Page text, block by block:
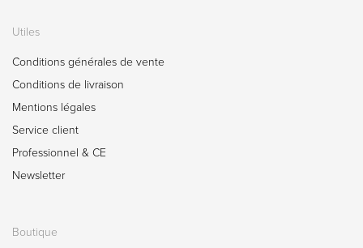
Utiles
Conditions générales de vente
Conditions de livraison
Mentions légales
Service client
Professionnel & CE
Newsletter
Boutique